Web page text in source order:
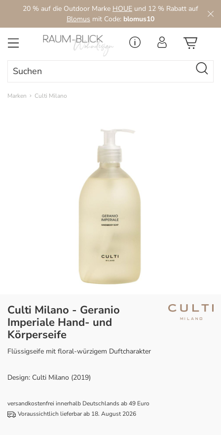
Zum Hauptinhalt springen
20 % auf die Outdoor Marke HOUE und 12 % Rabatt auf
Blomus mit Code: blomus10
Marken Culti Milano
Culti Milano - Geranio
Imperiale Hand- und
Körperseife
Flüssigseife mit floral-würzigem Duftcharakter
Design: Culti Milano (2019)
versandkostenfrei innerhalb Deutschlands ab 49 Euro
Voraussichtlich lieferbar ab 18. August 2026